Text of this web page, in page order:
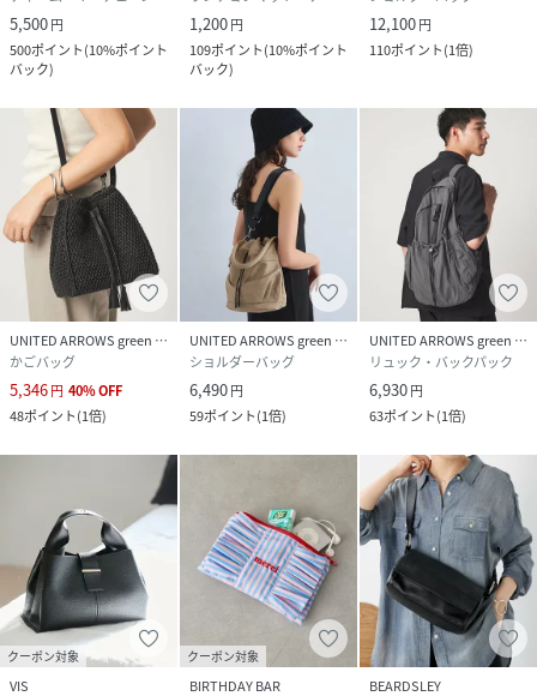
5,500円
500ポイント(10%ポイント
バック)
1,200円
109ポイント(10%ポイント
バック)
12,100円
110ポイント(1倍)
UNITED ARROWS green label relaxing
かごバッグ
5,346円 40%OFF
48ポイント(1倍)
UNITED ARROWS green label relaxing
ショルダーバッグ
6,490円
59ポイント(1倍)
UNITED ARROWS green label relaxing
リュック・バックパック
6,930円
63ポイント(1倍)
クーポン対象
VIS
クーポン対象
BIRTHDAY BAR
BEARDSLEY